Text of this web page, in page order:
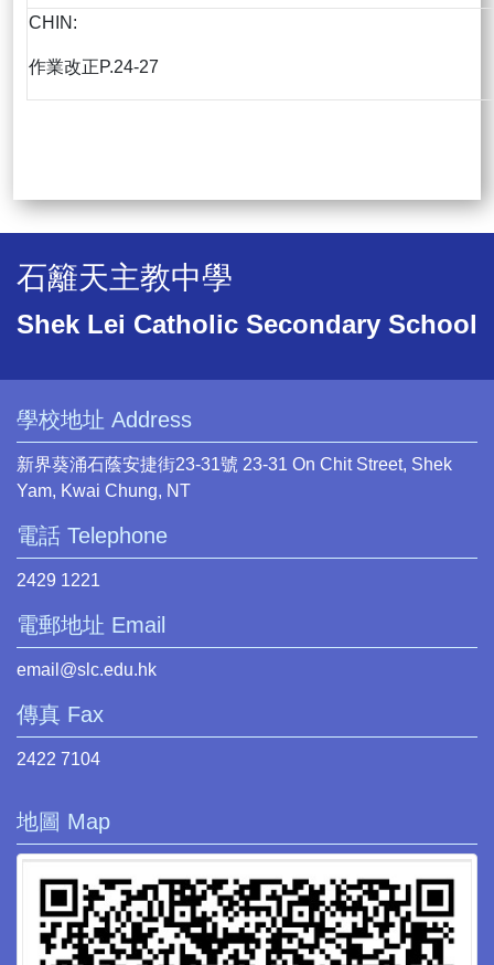
CHIN:
作業改正P.24-27
石籬天主教中學
Shek Lei Catholic Secondary School
學校地址 Address
新界葵涌石蔭安捷街23-31號 23-31 On Chit Street, Shek
Yam, Kwai Chung, NT
電話 Telephone
2429 1221
電郵地址 Email
email@slc.edu.hk
傳真 Fax
2422 7104
地圖 Map